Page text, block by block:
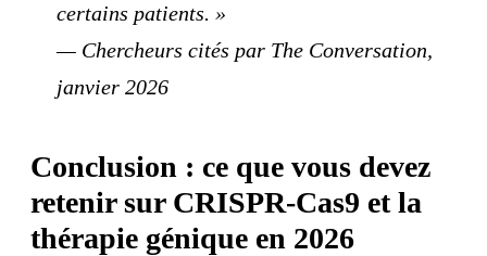
certains patients. »
— Chercheurs cités par The Conversation,
janvier 2026
Conclusion : ce que vous devez
retenir sur CRISPR-Cas9 et la
thérapie génique en 2026